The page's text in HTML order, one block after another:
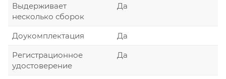
Выдерживает
несколько сборок
Да
Доукомплектация
Да
Регистрационное
удостоверение
Да